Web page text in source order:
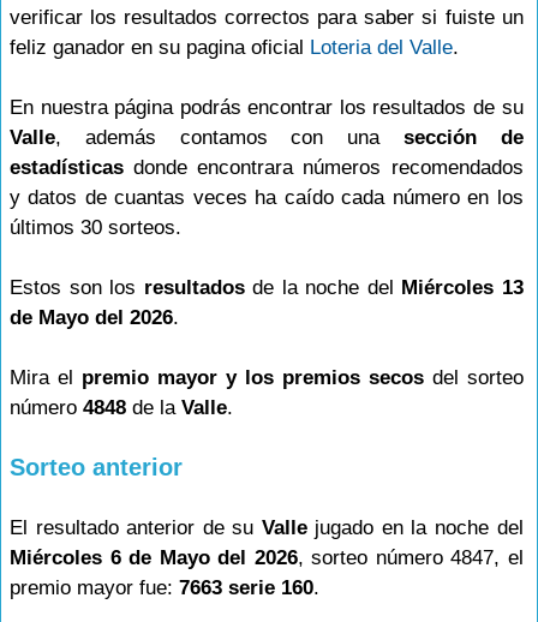
verificar los resultados correctos para saber si fuiste un
feliz ganador en su pagina oficial Loteria del Valle.
En nuestra página podrás encontrar los resultados de su
Valle, además contamos con una sección de
estadísticas donde encontrara números recomendados
y datos de cuantas veces ha caído cada número en los
últimos 30 sorteos.
Estos son los resultadosde la noche del Miércoles 13
de Mayo del 2026.
Mira el premio mayor y los premios secosdel sorteo
número 4848 de la Valle.
Sorteo anterior
El resultado anterior de su Vallejugado en la noche del
Miércoles 6 de Mayo del 2026, sorteo número 4847, el
premio mayor fue: 7663 serie 160.